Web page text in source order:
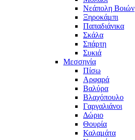
Νεάπολη Βοιών
Ξηροκάμπι
Παπαδιάνικα
Σκάλα
Σπάρτη
Συκιά
Μεσσηνία
Πίσω
Αρφαρά
Βαλύρα
Βλαχόπουλο
Γαργαλιάνοι
Δώριο
Θουρία
Καλαμάτα